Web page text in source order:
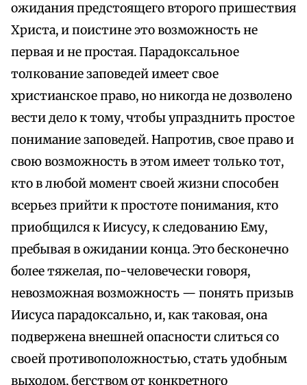
ожидания предстоящего второго пришествия
Христа, и поистине это возможность не
первая и не простая. Парадоксальное
толкование заповедей имеет свое
христианское право, но никогда не дозволено
вести дело к тому, чтобы упразднить простое
понимание заповедей. Напротив, свое право и
свою возможность в этом имеет только тот,
кто в любой момент своей жизни способен
всерьез прийти к простоте понимания, кто
приобщился к Иисусу, к следованию Ему,
пребывая в ожидании конца. Это бесконечно
более тяжелая, по-человечески говоря,
невозможная возможность — понять призыв
Иисуса парадоксально, и, как таковая, она
подвержена внешней опасности слиться со
своей противоположностью, стать удобным
выходом, бегством от конкретного